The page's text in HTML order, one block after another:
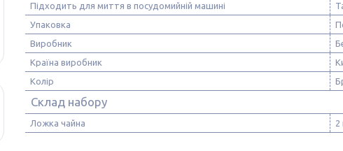
Підходить для миття в посудомийній машині
Упаковка
Виробник
Країна виробник
Колір
Склад набору
Ложка чайна 2